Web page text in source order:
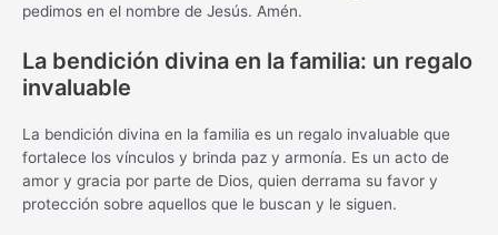
pedimos en el nombre de Jesús. Amén.
La bendición divina en la familia: un regalo
invaluable
La bendición divina en la familia es un regalo invaluable que
fortalece los vínculos y brinda paz y armonía. Es un acto de
amor y gracia por parte de Dios, quien derrama su favor y
protección sobre aquellos que le buscan y le siguen.